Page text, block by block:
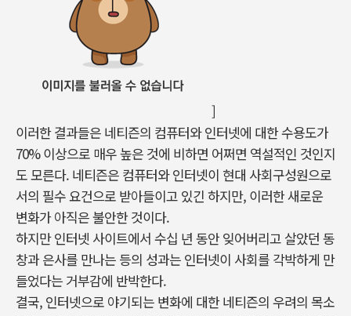
]
이러한 결과들은 네티즌의 컴퓨터와 인터넷에 대한 수용도가
70% 이상으로 매우 높은 것에 비하면 어쩌면 역설적인 것인지
도 모른다. 네티즌은 컴퓨터와 인터넷이 현대 사회구성원으로
서의 필수 요건으로 받아들이고 있긴 하지만, 이러한 새로운
변화가 아직은 불안한 것이다.
하지만 인터넷 사이트에서 수십 년 동안 잊어버리고 살았던 동
창과 은사를 만나는 등의 성과는 인터넷이 사회를 각박하게 만
들었다는 거부감에 반박한다.
결국, 인터넷으로 야기되는 변화에 대한 네티즌의 우려의 목소